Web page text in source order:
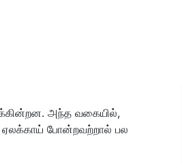
அந்த வகையில்,
ஏலக்காய் போன்றவற்றால் பல